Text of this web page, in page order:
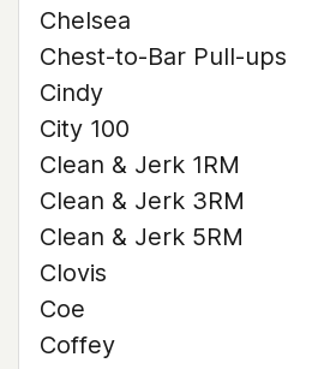
Chelsea
Chest-to-Bar Pull-ups
Cindy
City 100
Clean & Jerk 1RM
Clean & Jerk 3RM
Clean & Jerk 5RM
Clovis
Coe
Coffey